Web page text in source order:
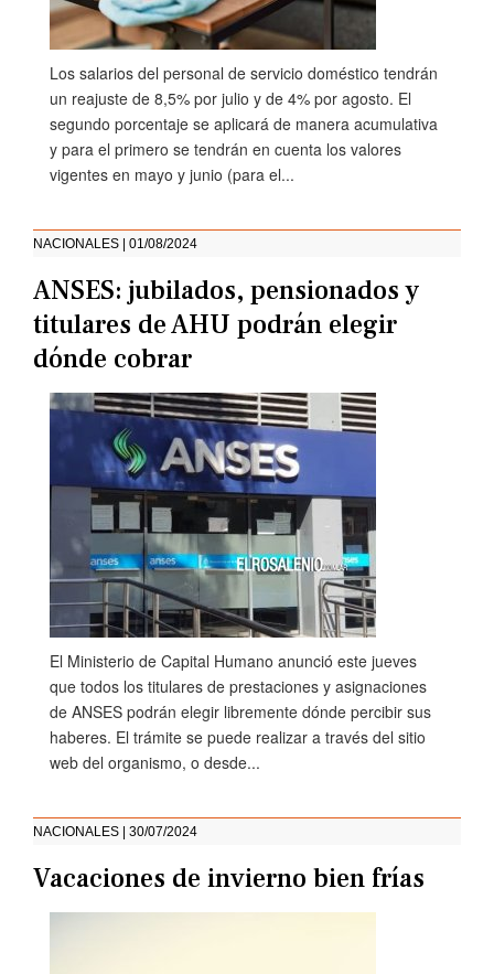
Los salarios del personal de servicio doméstico tendrán
un reajuste de 8,5% por julio y de 4% por agosto. El
segundo porcentaje se aplicará de manera acumulativa
y para el primero se tendrán en cuenta los valores
vigentes en mayo y junio (para el...
NACIONALES | 01/08/2024
ANSES: jubilados, pensionados y
titulares de AHU podrán elegir
dónde cobrar
El Ministerio de Capital Humano anunció este jueves
que todos los titulares de prestaciones y asignaciones
de ANSES podrán elegir libremente dónde percibir sus
haberes. El trámite se puede realizar a través del sitio
web del organismo, o desde...
NACIONALES | 30/07/2024
Vacaciones de invierno bien frías